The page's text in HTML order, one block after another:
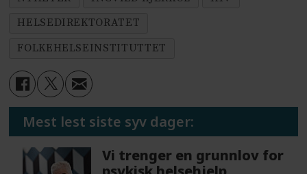
HELSEDIREKTORATET
FOLKEHELSEINSTITUTTET
Mest lest siste syv dager:
Vi trenger en grunnlov for